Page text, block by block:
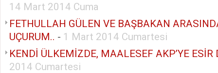
14 Mart 2014 Cuma
FETHULLAH GÜLEN VE BAŞBAKAN
UÇURUM.. - 1 Mart 2014 Cumartesi
KENDİ ÜLKEMİZDE, MAALESEF AKP’YE ESİR
2014 Cumartesi